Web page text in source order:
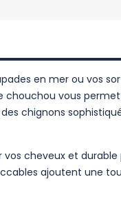
en mer ou vos
chouchou vous
chignons
cheveux et durable
ajoutent une